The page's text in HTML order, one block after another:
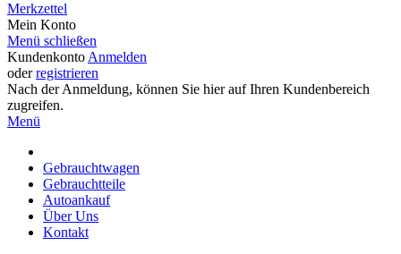
Merkzettel
Mein Konto
Menü schließen
Kundenkonto Anmelden
oderregistrieren
Nach der Anmeldung, können Sie hier auf Ihren Kundenbereich
zugreifen.
Menü
Gebrauchtwagen
Gebrauchtteile
Autoankauf
Über Uns
Kontakt